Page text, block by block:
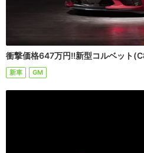
衝撃価格647万円!!新型コルベット
新車 GM